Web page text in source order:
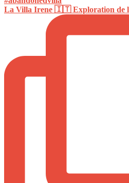
La Villa Irene 🇮🇹 Exploration de